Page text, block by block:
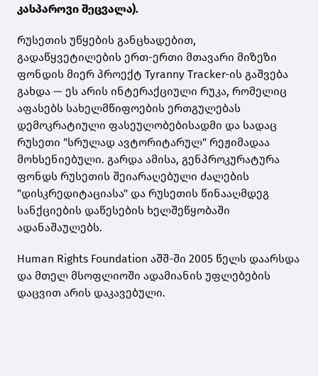
კასპაროვი შეცვალა).
რუსეთის უწყების განცხადებით,
გადაწყვეტილების ერთ-ერთი მთავარი მიზეზი
ფონდის მიერ პროექტ Tyranny Tracker-ის გაშვება
გახდა — ეს არის ინტერაქციული რუკა, რომელიც
აფასებს სახელმწიფოების ერთგულებას
დემოკრატიული ფასეულობებისადმი და სადაც
რუსეთი "სრულად ავტორიტარულ" რეჟიმადაა
მოხსენიებული. გარდა ამისა, გენპროკურატურა
ფონდს რუსეთის შეიარაღებული ძალების
"დისკრედიტაციასა" და რუსეთის წინააღმდეგ
სანქციების დაწესების ხელშეწყობაში
ადანაშაულებს.
Human Rights Foundation აშშ-ში 2005 წელს დაარსდა
და მთელ მსოფლიოში ადამიანის უფლებების
დაცვით არის დაკავებული.